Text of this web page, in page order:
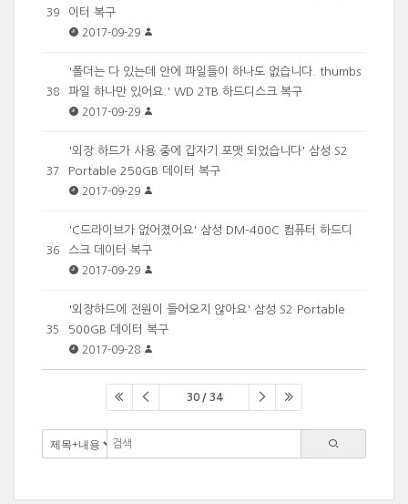
39
이터 복구
2017-09-29
38
'폴더는 다 있는데 안에 파일들이 하나도 없습니다. thumbs
파일 하나만 있어요.' WD 2TB 하드디스크 복구
2017-09-29
37
'외장 하드가 사용 중에 갑자기 포맷 되었습니다' 삼성 S2
Portable 250GB 데이터 복구
2017-09-29
36
'C드라이브가 없어졌어요' 삼성 DM-400C 컴퓨터 하드디
스크 데이터 복구
2017-09-29
35
'외장하드에 전원이 들어오지 않아요' 삼성 S2 Portable
500GB 데이터 복구
2017-09-28
30 / 34